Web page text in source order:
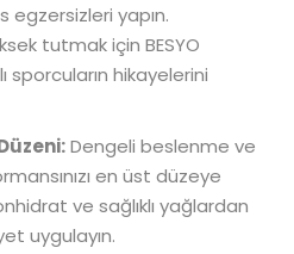
yapın.
tutmak için BESYO
sporcuların hikayelerini
Dengeli beslenme ve
en üst düzeye
ve sağlıklı yağlardan
uygulayın.